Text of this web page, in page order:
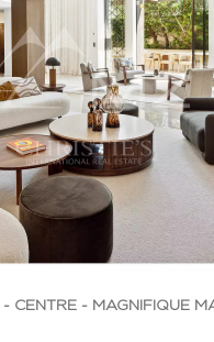
CENTRE - MAGNIFIQUE